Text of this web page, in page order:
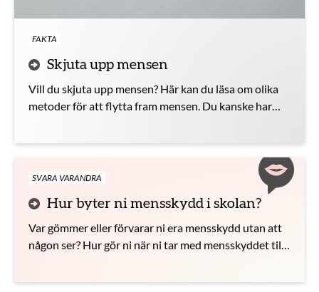
FAKTA
Skjuta upp mensen
Vill du skjuta upp mensen? Här kan du läsa om olika
metoder för att flytta fram mensen. Du kanske har
tänka på mensen just då.
SVARA VARANDRA
Hur byter ni mensskydd i skolan?
Var gömmer eller förvarar ni era mensskydd utan att
någon ser? Hur gör ni när ni tar med mensskyddet till